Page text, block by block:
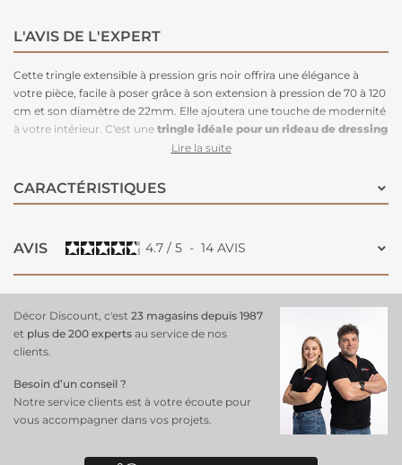
L'AVIS DE L'EXPERT
Cette tringle extensible à pression gris noir offrira une élégance à
votre pièce, facile à poser grâce à son extension à pression de 70 à 120
cm et son diamètre de 22mm. Elle ajoutera une touche de modernité
à votre intérieur. C'est une tringle idéale pour un rideau de dressing
(ne supporte pas des vêtements car elle ne se fixe pas).
Lire la suite
CARACTÉRISTIQUES
AVIS 4.7 / 5 - 14 AVIS
Décor Discount, c'est 23 magasins depuis 1987
et plus de 200 experts au service de nos
clients.
Besoin d’un conseil ?
Notre service clients est à votre écoute pour
vous accompagner dans vos projets.